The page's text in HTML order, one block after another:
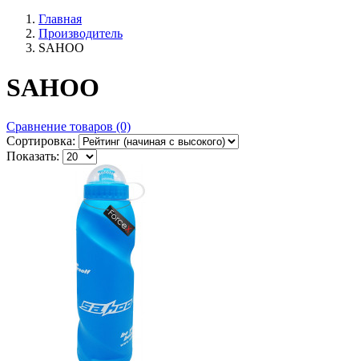
Главная
Производитель
SAHOO
SAHOO
Сравнение товаров (0)
Сортировка:
Показать: